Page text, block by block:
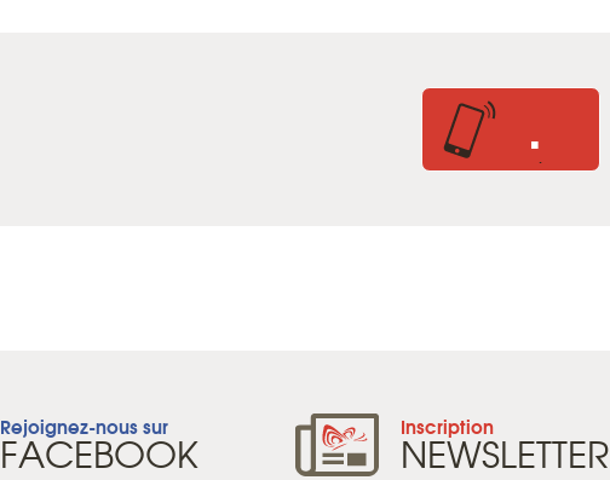
..
Rejoignez-nous sur
FACEBOOK Inscription
NEWSLETTER